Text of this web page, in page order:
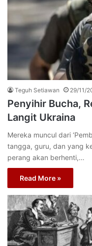
Teguh Setiawan 29/11/
Penyihir Bucha,
Langit Ukraina
Mereka muncul dari
tangga, guru, dan yang
perang akan berhenti,…
Read More »